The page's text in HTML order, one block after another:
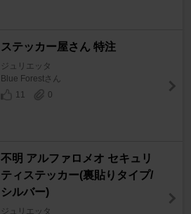
ステッカー屋さん 特注
ジュリエッタ
Blue Forestさん
11
0
不明 アルファロメオ セキュリ
ティステッカー(裏貼りタイプ/
シルバー)
ジュリエッタ